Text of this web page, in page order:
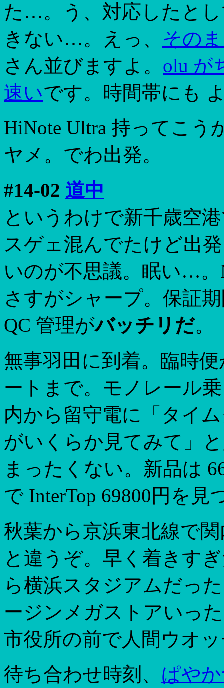
た…。う、対応したと
きない…。えっ、 その
さん並びますよ。 olu が
速いです。時間帯にも
HiNote Ultra 持ってこう
ヤメ。でわ出発。
#14-02 道中
というわけで新千歳空
スゲェ混んでたけど出
いのが不思議。眠い…
さすがシャープ。保証
QC 管理がバッチリだ。
無事羽田に到着。臨時
ートまで。モノレール
内から留守電に「タイ
がいくらか見てみて」
まったくない。新品は
で InterTop 69800円を
秋葉から京浜東北線で
と違うぞ。早く着きす
ら横浜スタジアムだっ
ージンメガストアいっ
市役所の前で人間ウオ
待ち合わせ時刻、 ぱや